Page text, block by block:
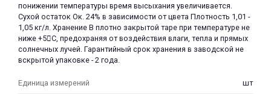
понижении температуры время высыхания увеличивается.
Сухой остаток Ок. 24% в зависимости от цвета Плотность 1,01 -
1,05 кг/л. Хранение В плотно закрытой таре при температуре не
ниже +5С, предохраняя от воздействия влаги, тепла и прямых
солнечных лучей. Гарантийный срок хранения в заводской не
вскрытой упаковке - 2 года.
Единица измерений шт